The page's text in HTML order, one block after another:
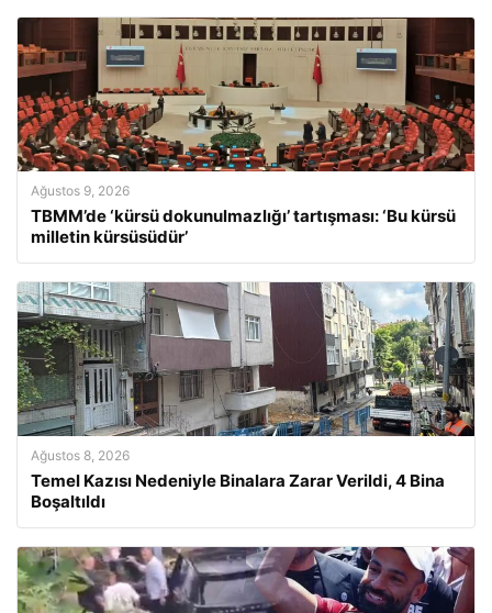
Ağustos 9, 2026
TBMM’de ‘kürsü dokunulmazlığı’ tartışması: ‘Bu kürsü
milletin kürsüsüdür’
Ağustos 8, 2026
Temel Kazısı Nedeniyle Binalara Zarar Verildi, 4 Bina
Boşaltıldı